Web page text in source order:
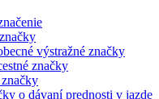
výstražné značky
značky
o dávaní prednosti v jazde